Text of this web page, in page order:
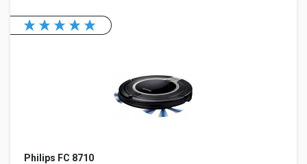
Philips FC 8710